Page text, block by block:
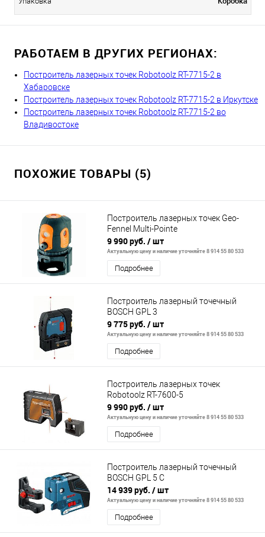
РАБОТАЕМ В ДРУГИХ РЕГИОНАХ:
Построитель лазерных точек Robotoolz RT-7715-2 в
Хабаровске
Построитель лазерных точек Robotoolz RT-7715-2 в Иркутске
Построитель лазерных точек Robotoolz RT-7715-2 во
Владивостоке
ПОХОЖИЕ ТОВАРЫ (5)
Построитель лазерных точек Geo-
Fennel Multi-Pointe
9 990 руб. / шт
Актуальную цену и наличие уточняйте 8 914 55 80 533
Подробнее
Построитель лазерный точечный
BOSCH GPL 3
9 775 руб. / шт
Актуальную цену и наличие уточняйте 8 914 55 80 533
Подробнее
Построитель лазерных точек
Robotoolz RT-7600-5
9 990 руб. / шт
Актуальную цену и наличие уточняйте 8 914 55 80 533
Подробнее
Построитель лазерный точечный
BOSCH GPL 5 C
14 939 руб. / шт
Актуальную цену и наличие уточняйте 8 914 55 80 533
Подробнее